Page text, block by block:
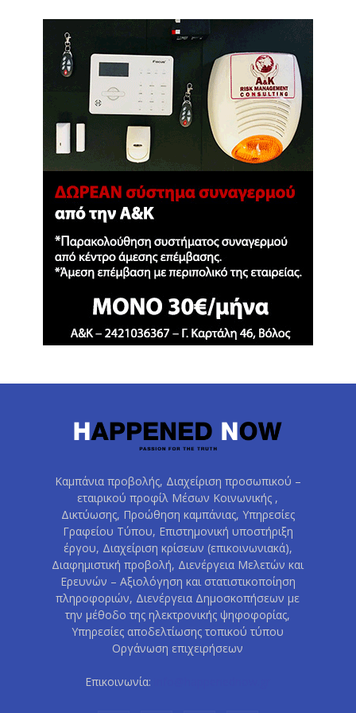
Καμπάνια προβολής, Διαχείριση προσωπικού –
εταιρικού προφίλ Μέσων Κοινωνικής ,
Δικτύωσης, Προώθηση καμπάνιας, Υπηρεσίες
Γραφείου Τύπου, Επιστημονική υποστήριξη
έργου, Διαχείριση κρίσεων (επικοινωνιακά),
Διαφημιστική προβολή, Διενέργεια Μελετών και
Ερευνών – Αξιολόγηση και στατιστικοποίηση
πληροφοριών, Διενέργεια Δημοσκοπήσεων με
την μέθοδο της ηλεκτρονικής ψηφοφορίας,
Υπηρεσίες αποδελτίωσης τοπικού τύπου
Οργάνωση επιχειρήσεων
Επικοινωνία: